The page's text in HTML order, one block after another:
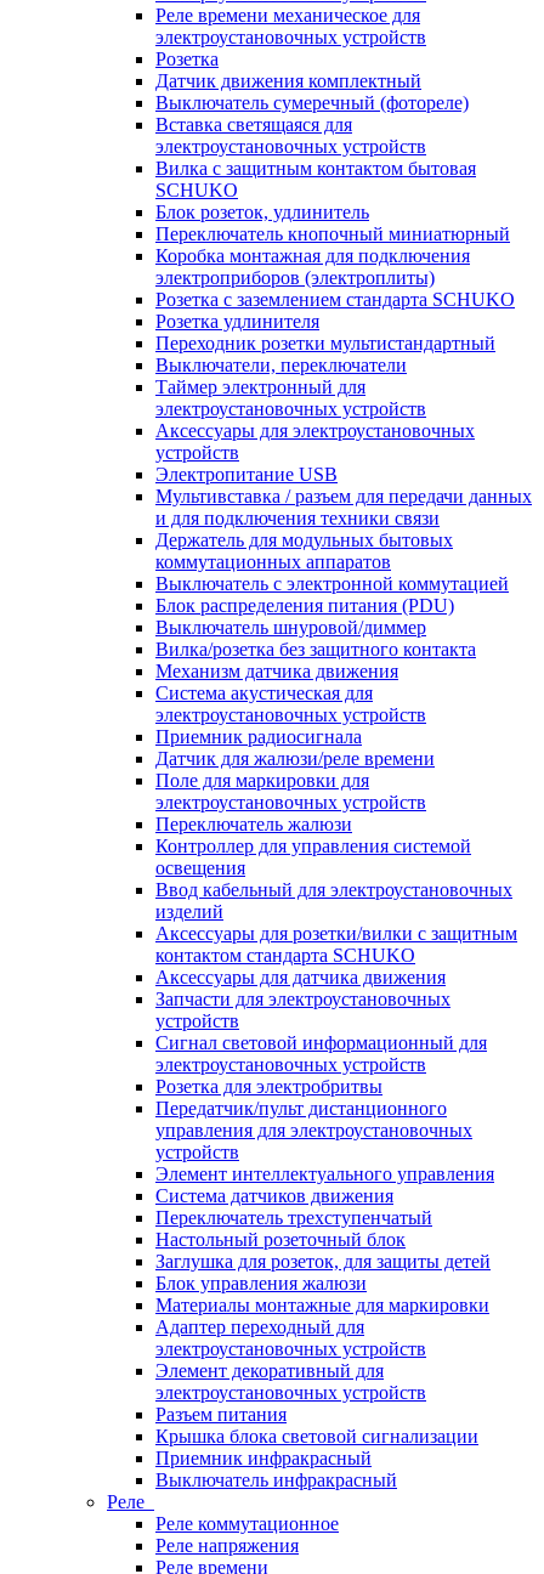
Реле времени механическое для
электроустановочных устройств
Розетка
Датчик движения комплектный
Выключатель сумеречный (фотореле)
Вставка светящаяся для
электроустановочных устройств
Вилка с защитным контактом бытовая
SCHUKO
Блок розеток, удлинитель
Переключатель кнопочный миниатюрный
Коробка монтажная для подключения
электроприборов (электроплиты)
Розетка с заземлением стандарта SCHUKO
Розетка удлинителя
Переходник розетки мультистандартный
Выключатели, переключатели
Таймер электронный для
электроустановочных устройств
Аксессуары для электроустановочных
устройств
Электропитание USB
Мультивставка / разъем для передачи данных
и для подключения техники связи
Держатель для модульных бытовых
коммутационных аппаратов
Выключатель с электронной коммутацией
Блок распределения питания (PDU)
Выключатель шнуровой/диммер
Вилка/розетка без защитного контакта
Механизм датчика движения
Система акустическая для
электроустановочных устройств
Приемник радиосигнала
Датчик для жалюзи/реле времени
Поле для маркировки для
электроустановочных устройств
Переключатель жалюзи
Контроллер для управления системой
освещения
Ввод кабельный для электроустановочных
изделий
Аксессуары для розетки/вилки с защитным
контактом стандарта SCHUKO
Аксессуары для датчика движения
Запчасти для электроустановочных
устройств
Сигнал световой информационный для
электроустановочных устройств
Розетка для электробритвы
Передатчик/пульт дистанционного
управления для электроустановочных
устройств
Элемент интеллектуального управления
Система датчиков движения
Переключатель трехступенчатый
Настольный розеточный блок
Заглушка для розеток, для защиты детей
Блок управления жалюзи
Материалы монтажные для маркировки
Адаптер переходный для
электроустановочных устройств
Элемент декоративный для
электроустановочных устройств
Разъем питания
Крышка блока световой сигнализации
Приемник инфракрасный
Выключатель инфракрасный
Реле
Реле коммутационное
Реле напряжения
Реле времени